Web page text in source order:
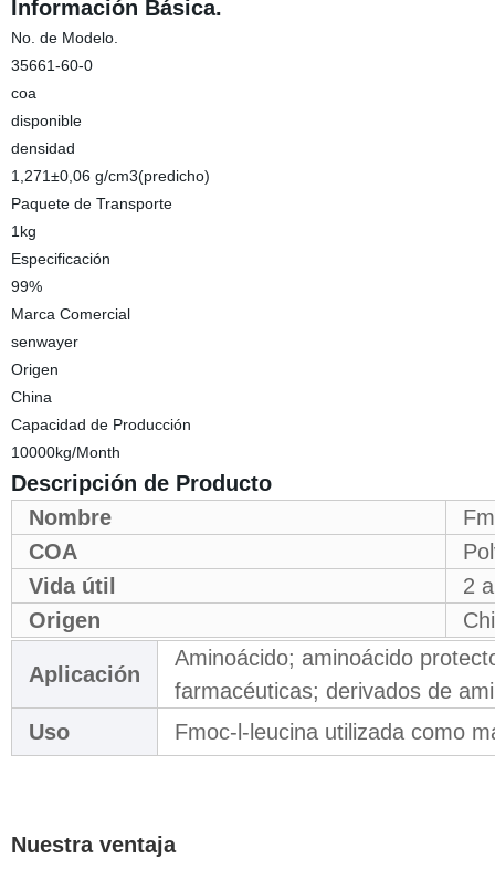
Información Básica.
No. de Modelo.
35661-60-0
coa
disponible
densidad
1,271±0,06 g/cm3(predicho)
Paquete de Transporte
1kg
Especificación
99%
Marca Comercial
senwayer
Origen
China
Capacidad de Producción
10000kg/Month
Descripción de Producto
Nombre
COA
Vida útil
2
Origen
Aplicación
Aminoácido; aminoácido
farmacéuticas; derivados de
Uso
Fmoc-l-leucina utilizada como
Nuestra ventaja